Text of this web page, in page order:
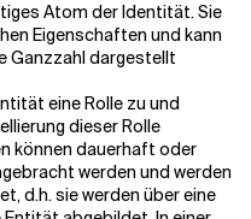
Atom der Identität. Sie
Eigenschaften und kann
Ganzzahl dargestellt
eine Rolle zu und
dieser Rolle
können dauerhaft oder
werden und werden
d.h. sie werden über eine